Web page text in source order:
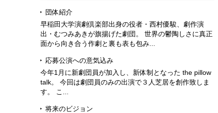
団体紹介
早稲田大学演劇倶楽部出身の役者・西村優駿、劇作演
出・むつみあきが旗揚げた劇団。 世界の鬱陶しさに真正
面から向き合う作劇と裏も表も包み...
応募公演への意気込み
今年1月に新劇団員が加入し、新体制となった the pillow
talk。 今回は劇団員のみの出演で３人芝居を創作致しま
す。 こ...
将来のビジョン